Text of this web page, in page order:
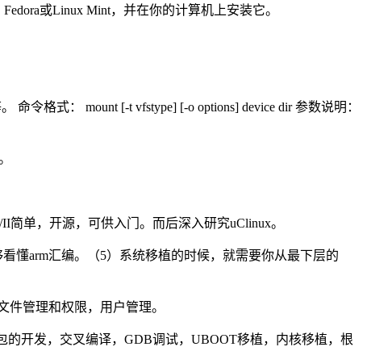
或Linux Mint，并在你的计算机上安装它。
令格式： mount [-t vfstype] [-o options] device dir 参数说明：
单，开源，可供入门。而后深入研究uClinux。
懂arm汇编。（5）系统移植的时候，就需要你从最下层的
管理和权限，用户管理。
开发，交叉编译，GDB调试，UBOOT移植，内核移植，根